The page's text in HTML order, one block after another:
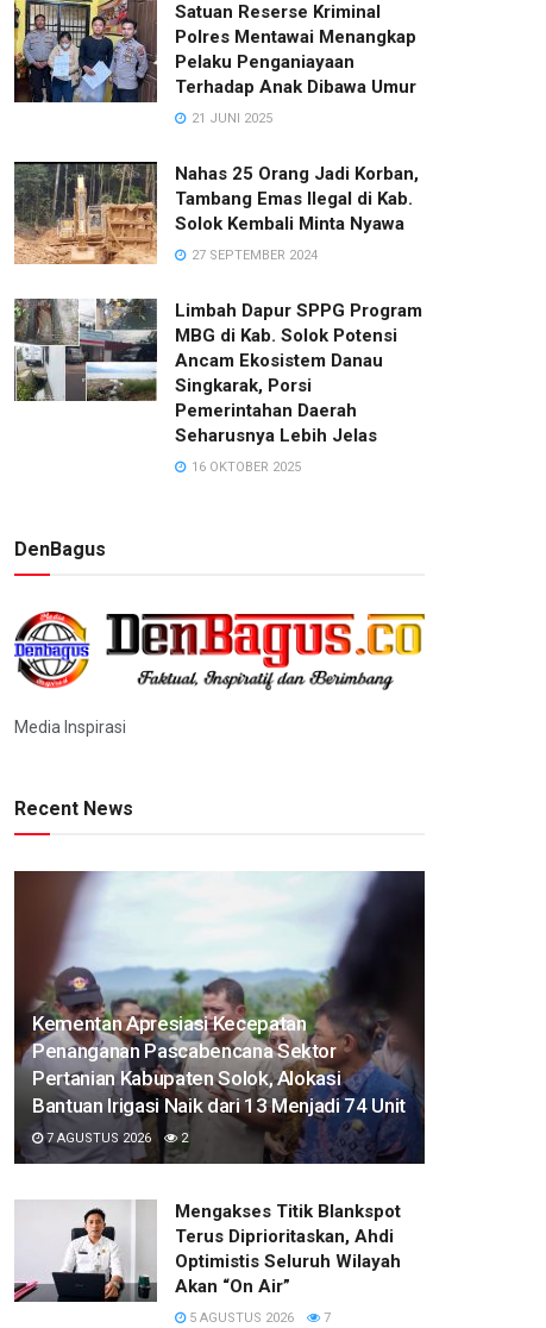
Satuan Reserse Kriminal
Polres Mentawai Menangkap
Pelaku Penganiayaan
Terhadap Anak Dibawa Umur
21 JUNI 2025
Nahas 25 Orang Jadi Korban,
Tambang Emas Ilegal di Kab.
Solok Kembali Minta Nyawa
27 SEPTEMBER 2024
Limbah Dapur SPPG Program
MBG di Kab. Solok Potensi
Ancam Ekosistem Danau
Singkarak, Porsi
Pemerintahan Daerah
Seharusnya Lebih Jelas
16 OKTOBER 2025
DenBagus
Media Inspirasi
Recent News
Kementan Apresiasi Kecepatan
Penanganan Pascabencana Sektor
Pertanian Kabupaten Solok, Alokasi
Bantuan Irigasi Naik dari 13 Menjadi 74 Unit
7 AGUSTUS 2026 2
Mengakses Titik Blankspot
Terus Diprioritaskan, Ahdi
Optimistis Seluruh Wilayah
Akan “On Air”
5 AGUSTUS 2026 7